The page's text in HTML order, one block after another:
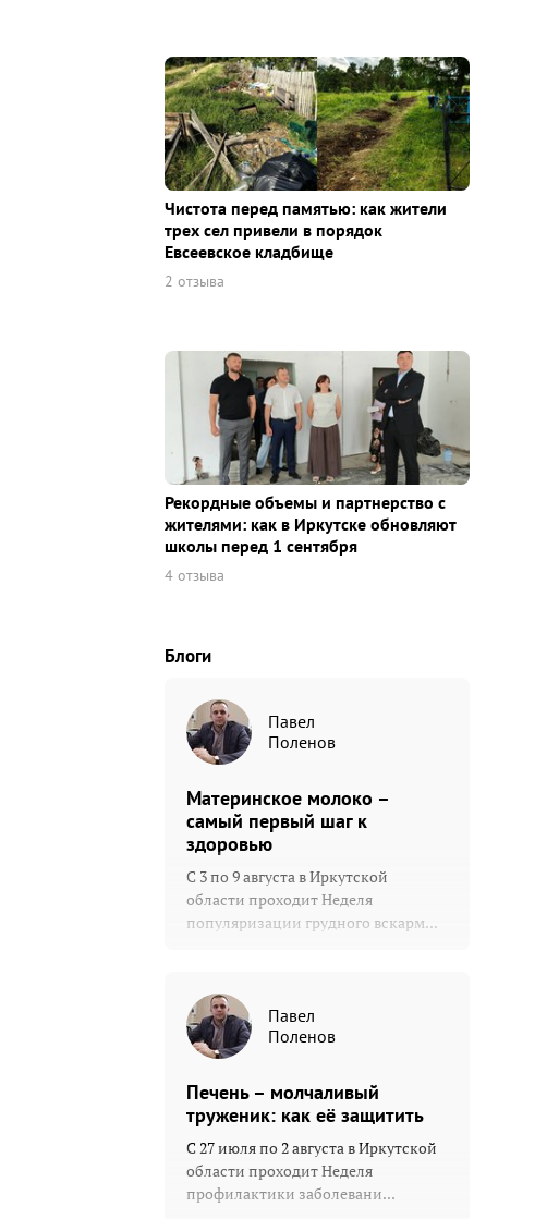
Чистота перед памятью: как жители
трех сел привели в порядок
Евсеевское кладбище
2 отзыва
Рекордные объемы и партнерство с
жителями: как в Иркутске обновляют
школы перед 1 сентября
4 отзыва
Блоги
Павел
Поленов
Материнское молоко –
самый первый шаг к
здоровью
С 3 по 9 августа в Иркутской
области проходит Неделя
популяризации грудного вскарм...
Павел
Поленов
Печень – молчаливый
труженик: как её защитить
С 27 июля по 2 августа в Иркутской
области проходит Неделя
профилактики заболевани...